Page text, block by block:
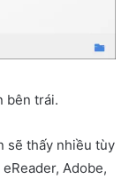
bên trái.
sẽ thấy nhiều tùy
Adobe,